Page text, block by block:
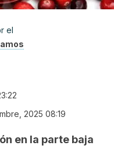
el
2025 08:19
en la parte baja